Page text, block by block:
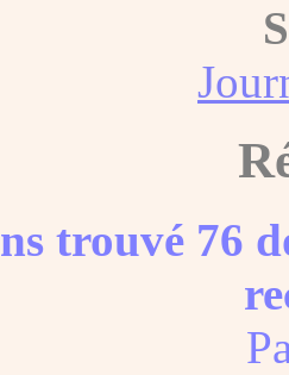
trouvé 76